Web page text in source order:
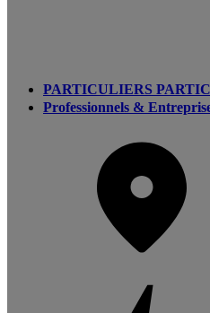
PARTICULIERS
Professionnels &